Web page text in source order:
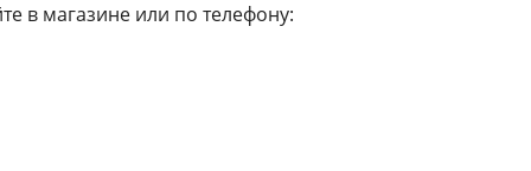
в магазине или по телефону: